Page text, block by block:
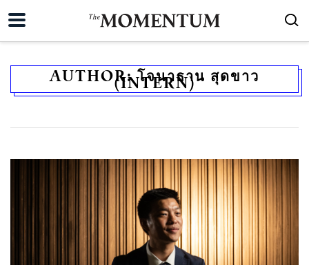
AUTHOR:โจนาธาน สุดขาว
(INTERN)